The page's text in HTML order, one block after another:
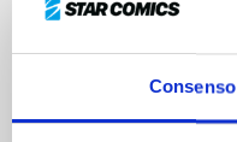
Consenso